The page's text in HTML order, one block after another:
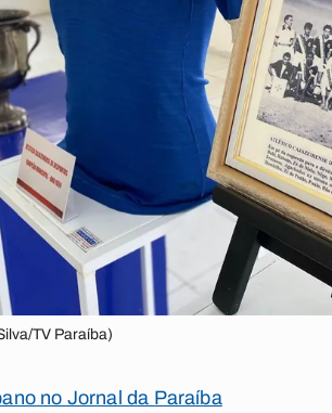
TV Paraíba)
no Jornal da Paraíba